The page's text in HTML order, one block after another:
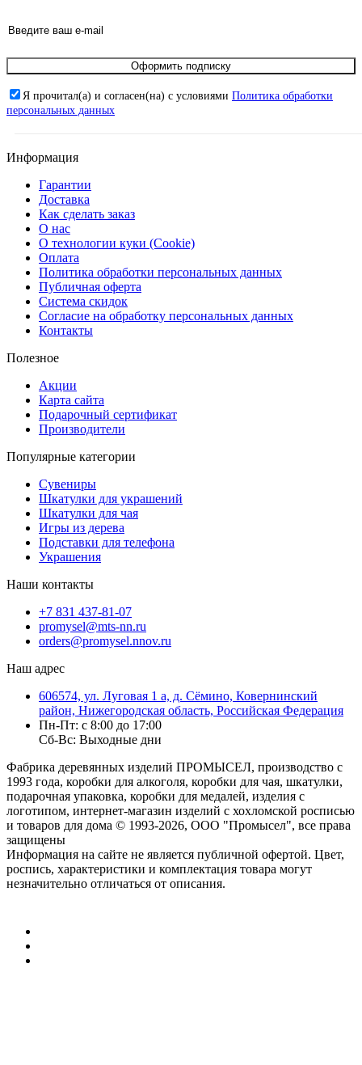
Оформить подписку
Я прочитал(а) и согласен(на) с условиями Политика обработки
персональных данных
Информация
Гарантии
Доставка
Как сделать заказ
О нас
О технологии куки (Cookie)
Оплата
Политика обработки персональных данных
Публичная оферта
Система скидок
Согласие на обработку персональных данных
Контакты
Полезное
Акции
Карта сайта
Подарочный сертификат
Производители
Популярные категории
Сувениры
Шкатулки для украшений
Шкатулки для чая
Игры из дерева
Подставки для телефона
Украшения
Наши контакты
+7 831 437-81-07
promysel@mts-nn.ru
orders@promysel.nnov.ru
Наш адрес
606574, ул. Луговая 1 а, д. Сёмино, Ковернинский
район, Нижегородская область, Российская Федерация
Пн-Пт: с 8:00 до 17:00
Сб-Вс: Выходные дни
Фабрика деревянных изделий ПРОМЫСЕЛ, производство с
1993 года, коробки для алкоголя, коробки для чая, шкатулки,
подарочная упаковка, коробки для медалей, изделия с
логотипом, интернет-магазин изделий с хохломской росписью
и товаров для дома © 1993-2026, ООО "Промысел", все права
защищены
Информация на сайте не является публичной офертой. Цвет,
роспись, характеристики и комплектация товара могут
незначительно отличаться от описания.